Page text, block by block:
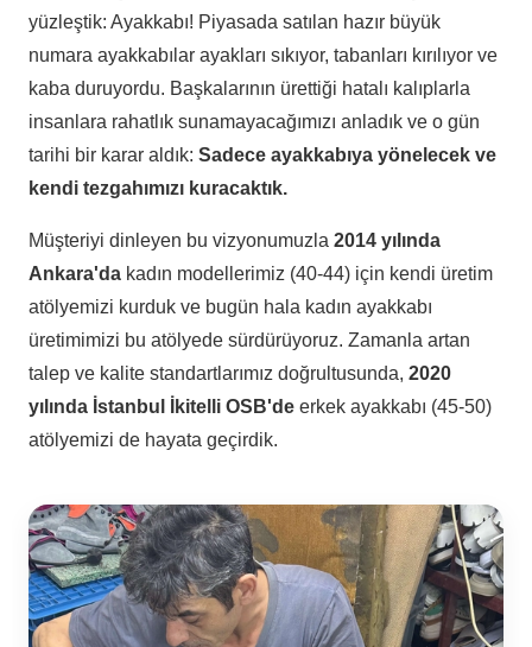
yüzleştik: Ayakkabı! Piyasada satılan hazır büyük
numara ayakkabılar ayakları sıkıyor, tabanları kırılıyor ve
kaba duruyordu. Başkalarının ürettiği hatalı kalıplarla
insanlara rahatlık sunamayacağımızı anladık ve o gün
tarihi bir karar aldık: Sadece ayakkabıya yönelecek ve
kendi tezgahımızı kuracaktık.
Müşteriyi dinleyen bu vizyonumuzla 2014 yılında
Ankara'da kadın modellerimiz (40-44) için kendi üretim
atölyemizi kurduk ve bugün hala kadın ayakkabı
üretimimizi bu atölyede sürdürüyoruz. Zamanla artan
talep ve kalite standartlarımız doğrultusunda, 2020
yılında İstanbul İkitelli OSB'de erkek ayakkabı (45-50)
atölyemizi de hayata geçirdik.